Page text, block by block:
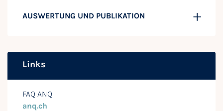
AUSWERTUNG UND PUBLIKATION
Links
FAQ ANQ
anq.ch